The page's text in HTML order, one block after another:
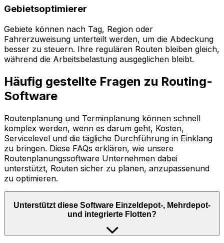
Gebietsoptimierer
Gebiete können nach Tag, Region oder
Fahrerzuweisung unterteilt werden, um die Abdeckung
besser zu steuern. Ihre regulären Routen bleiben gleich,
während die Arbeitsbelastung ausgeglichen bleibt.
Häufig gestellte Fragen zu Routing-
Software
Routenplanung und Terminplanung können schnell
komplex werden, wenn es darum geht, Kosten,
Servicelevel und die tägliche Durchführung in Einklang
zu bringen. Diese FAQs erklären, wie unsere
Routenplanungssoftware Unternehmen dabei
unterstützt, Routen sicher zu planen, anzupassenund
zu optimieren.
Unterstützt diese Software Einzeldepot-, Mehrdepot-
und integrierte Flotten?